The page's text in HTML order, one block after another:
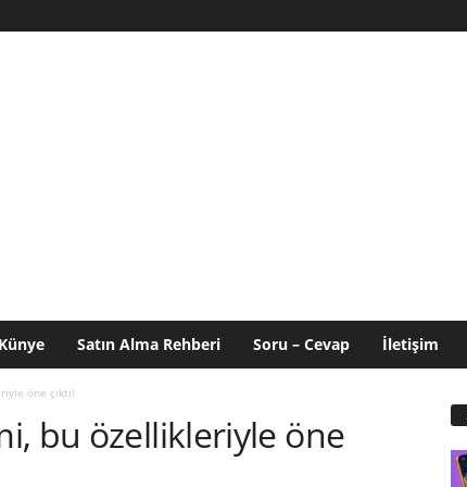
Künye Satın Alma Rehberi Soru – Cevap İletişim
öne çıktı!
bu özellikleriyle öne